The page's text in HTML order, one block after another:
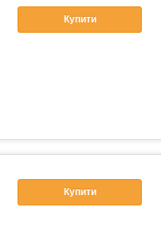
Купити
Купити